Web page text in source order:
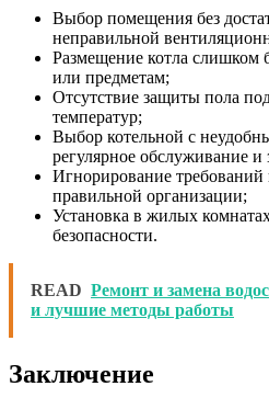
Выбор помещения без
неправильной
Размещение котла слишком
или предметам;
Отсутствие защиты пола
температур;
Выбор котельной с
регулярное обслуживание и
Игнорирование
правильной организации;
Установка в жилых
безопасности.
READ Ремонт и замена
и лучшие методы работы
Заключение